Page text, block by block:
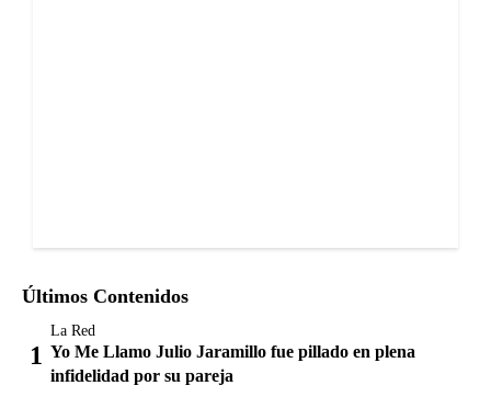
Últimos Contenidos
La Red
Yo Me Llamo Julio Jaramillo fue pillado en plena
infidelidad por su pareja